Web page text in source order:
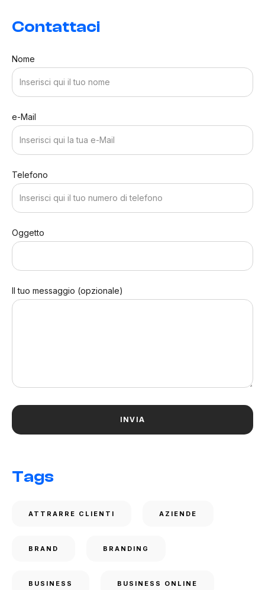
Contattaci
Nome
e-Mail
Telefono
Oggetto
Il tuo messaggio (opzionale)
Tags
ATTRARRE CLIENTI AZIENDE
BRAND BRANDING
BUSINESS BUSINESS ONLINE